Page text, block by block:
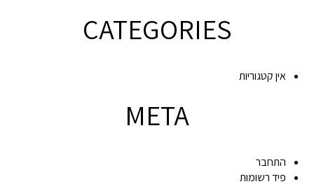
CATEGORIES
אין קטגוריות
META
התחבר
פיד רשומות